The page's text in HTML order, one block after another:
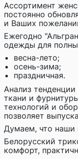
Ассортимент
постоянно
и Ваших
Ежегодно
одежды для
весна-лето;
осень-зима;
праздничная.
Анализ
ткани и
технологий и
позволяет
Думаем, что наши
Белорусский
комфорт,